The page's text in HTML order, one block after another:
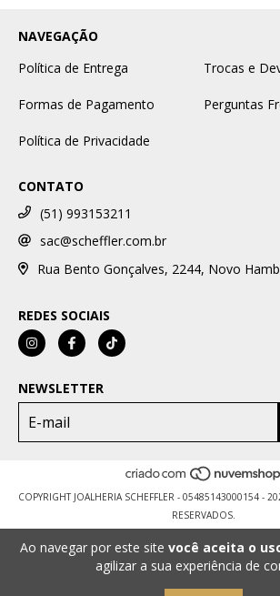
Ao navegar por este site você aceita o
agilizar a sua experiência de
NAVEGAÇÃO
Política de Entrega
Trocas e
Formas de Pagamento Perguntas
Política de Privacidade
CONTATO
(51) 993153211
sac@scheffler.com.br
Rua Bento Gonçalves, 2244, Novo
REDES SOCIAIS
NEWSLETTER
COPYRIGHT JOALHERIA SCHEFFLER - 05485143000154 -
RESERVADOS.